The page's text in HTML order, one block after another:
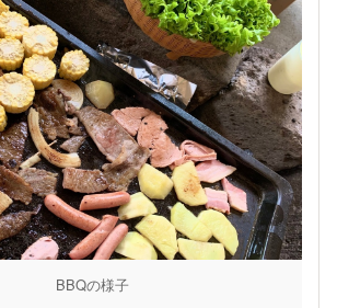
BBQの様子